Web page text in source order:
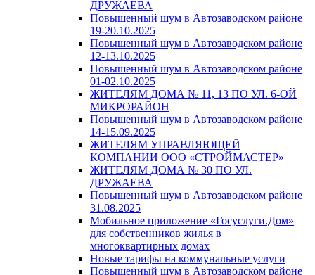
ДРУЖАЕВА
Повышенный шум в Автозаводском районе
19-20.10.2025
Повышенный шум в Автозаводском районе
12-13.10.2025
Повышенный шум в Автозаводском районе
01-02.10.2025
ЖИТЕЛЯМ ДОМА № 11, 13 ПО УЛ. 6-ОЙ
МИКРОРАЙОН
Повышенный шум в Автозаводском районе
14-15.09.2025
ЖИТЕЛЯМ УПРАВЛЯЮЩЕЙ
КОМПАНИИ ООО «СТРОЙМАСТЕР»
ЖИТЕЛЯМ ДОМА № 30 ПО УЛ.
ДРУЖАЕВА
Повышенный шум в Автозаводском районе
31.08.2025
Мобильное приложение «Госуслуги.Дом»
для собственников жилья в
многоквартирных домах
Новые тарифы на коммунальные услуги
Повышенный шум в Автозаводском районе